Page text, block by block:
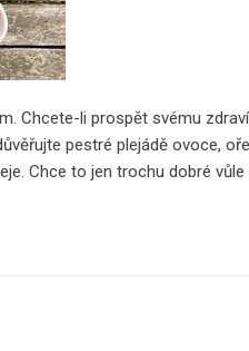
Chcete-li prospět svému
pestré plejádě ovoce,
Chce to jen trochu dobré